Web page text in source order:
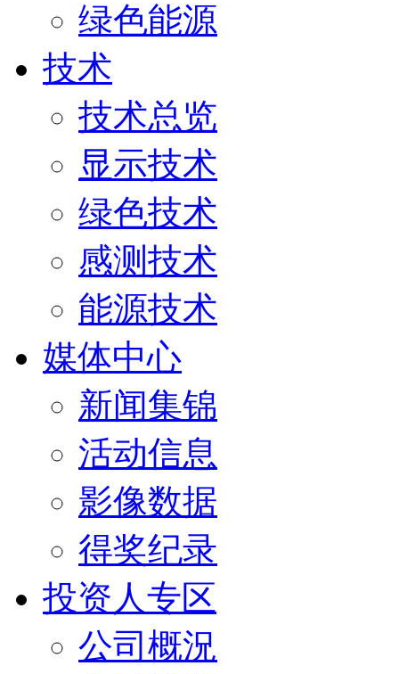
绿色能源
技术
技术总览
显示技术
绿色技术
感测技术
能源技术
媒体中心
新闻集锦
活动信息
影像数据
得奖纪录
投资人专区
公司概況